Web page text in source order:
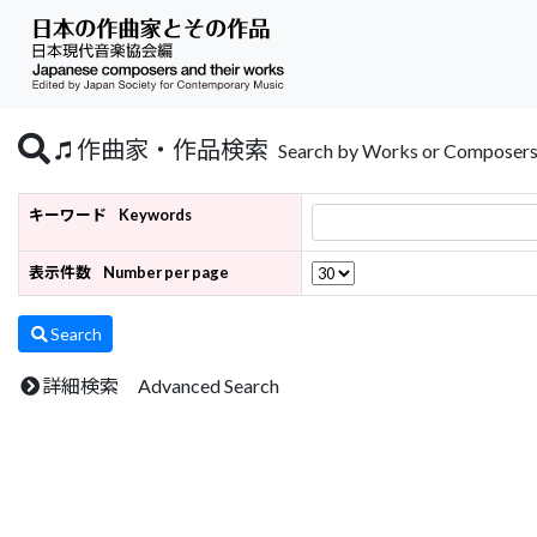
作曲家・作品検索 Search by Works or Composers
キーワード Keywords
表示件数 Number per page
Search
詳細検索 Advanced Search